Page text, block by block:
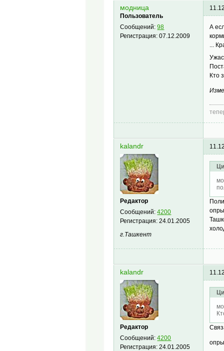
модница
Пользователь
Сообщений:98
Регистрация:07.12.2009
А
...
Кто
kalandr
Редактор
Сообщений:4200
Регистрация:24.01.2005
г.Ташкент
kalandr
Редактор
Сообщений:4200
Регистрация:24.01.2005